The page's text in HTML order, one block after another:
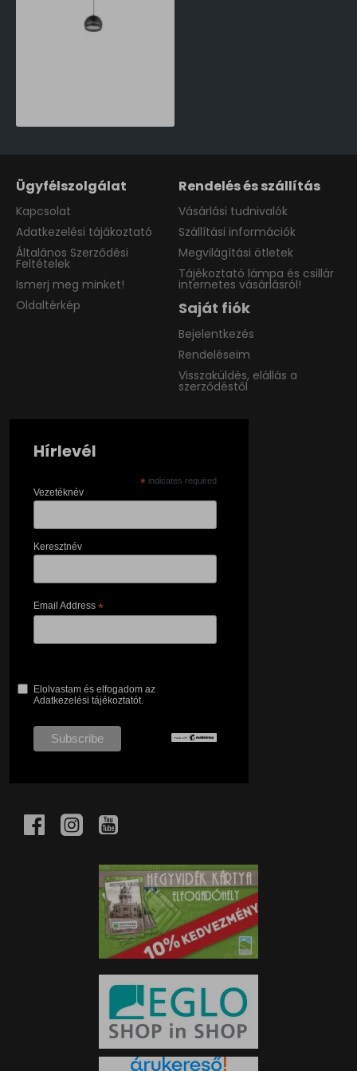
Ügyfélszolgálat
Kapcsolat
Adatkezelési tájákoztató
Általános Szerződési
Feltételek
Ismerj meg minket!
Oldaltérkép
Rendelés és szállítás
Vásárlási tudnivalók
Szállítási információk
Megvilágítási ötletek
Tájékoztató lámpa és csillár
internetes vásárlásról!
Saját fiók
Bejelentkezés
Rendeléseim
Visszaküldés, elállás a
szerződéstől
Hírlevél
* indicates required
Vezetéknév
Keresztnév
Email Address *
Elolvastam és elfogadom az
Adatkezelési tájékoztatót.